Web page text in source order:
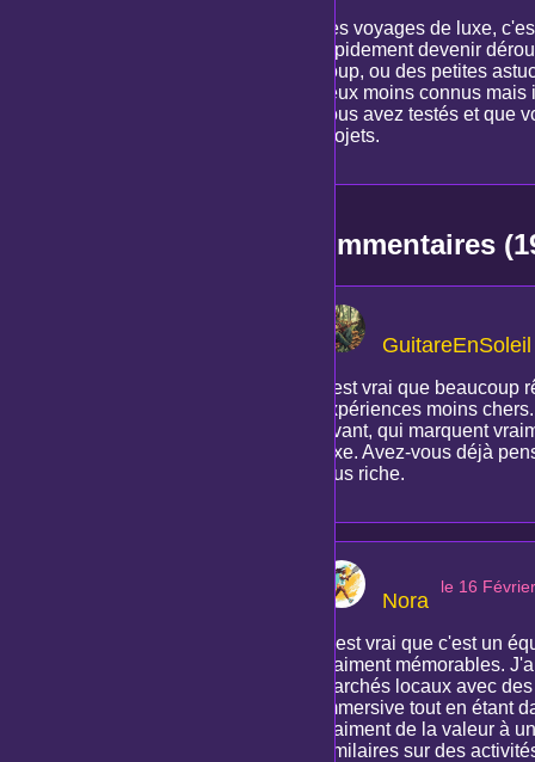
Les voyages de luxe,
rapidement devenir
coup, ou des petites
lieux moins connus
vous avez testés et que
projets.
Commentaires
GuitareEnSoleil
Il est vrai que
expériences moins
vivant, qui marquent
luxe. Avez-vous déjà
plus riche.
Nora
le 16
C'est vrai que c'est un
vraiment mémorables.
marchés locaux avec
immersive tout en étant
vraiment de la valeur à
similaires sur des